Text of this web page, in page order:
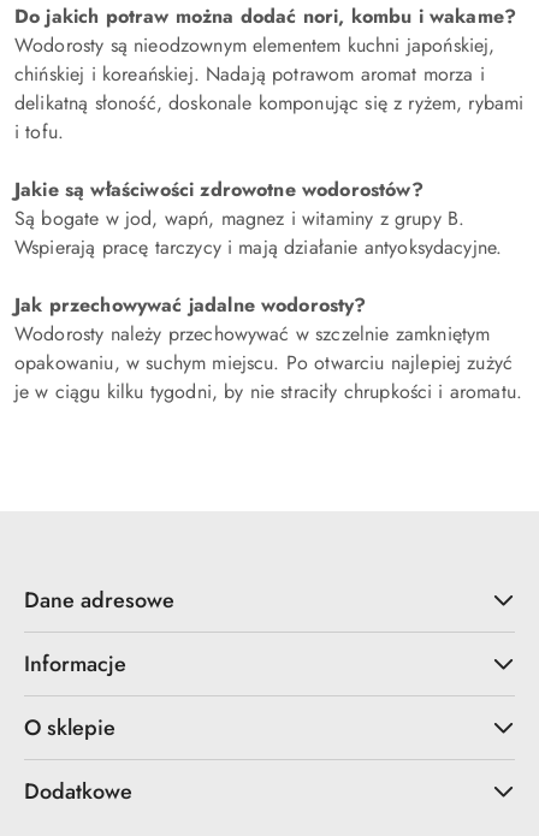
Do jakich potraw można dodać nori, kombu i wakame?
Wodorosty są nieodzownym elementem kuchni japońskiej,
chińskiej i koreańskiej. Nadają potrawom aromat morza i
delikatną słoność, doskonale komponując się z ryżem, rybami
i tofu.
Jakie są właściwości zdrowotne wodorostów?
Są bogate w jod, wapń, magnez i witaminy z grupy B.
Wspierają pracę tarczycy i mają działanie antyoksydacyjne.
Jak przechowywać jadalne wodorosty?
Wodorosty należy przechowywać w szczelnie zamkniętym
opakowaniu, w suchym miejscu. Po otwarciu najlepiej zużyć
je w ciągu kilku tygodni, by nie straciły chrupkości i aromatu.
Dane adresowe
Informacje
O sklepie
Dodatkowe